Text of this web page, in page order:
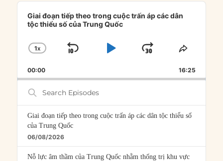
Audio
Player
Giai đoạn tiếp theo trong cuộc trấn áp các dân
tộc thiểu số của Trung Quốc
CHANGE
RATE
1X
SKIP
PLAYJUMP
FORWARD
SHARE
00:00 16:25
Search
Episodes
Giai đoạn tiếp theo trong cuộc trấn áp các dân tộc thiểu số
của Trung Quốc
06/08/2026
Nỗ lực âm thầm của Trung Quốc nhằm thống trị khu vực